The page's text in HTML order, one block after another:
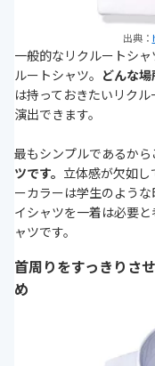
出典：
一般的なリクルートシ
ルートシャツ。 どんな
は持っておきたいリク
演出できます。
最もシンプルであるから
ツです。 立体感が欠如
ーカラーは学生のよう
イシャツを一着は必要
ャツです。
首周りをすっきりさ
め